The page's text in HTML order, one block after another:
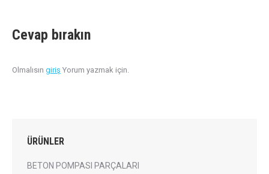
Cevap bırakın
Olmalısın giriş Yorum yazmak için.
ÜRÜNLER
BETON POMPASI PARÇALARI